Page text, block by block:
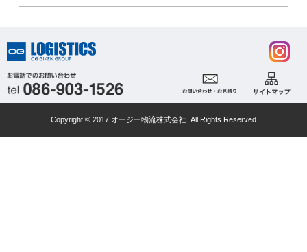
Copyright © 2017 オージー物流株式会社. All Rights Reserved